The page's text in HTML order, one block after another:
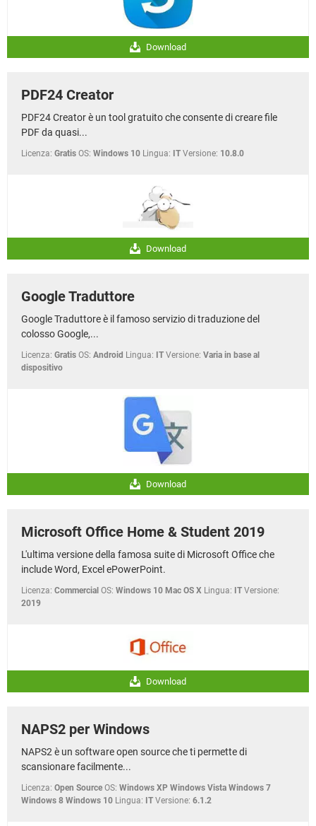
Download
PDF24 Creator
PDF24 Creator è un tool gratuito che consente di creare file
PDF da quasi...
Licenza: Gratis OS: Windows 10 Lingua: IT Versione: 10.8.0
Download
Google Traduttore
Google Traduttore è il famoso servizio di traduzione del
colosso Google,...
Licenza: Gratis OS: Android Lingua: IT Versione: Varia in base al
dispositivo
Download
Microsoft Office Home & Student 2019
L'ultima versione della famosa suite di Microsoft Office che
include Word, Excel ePowerPoint.
Licenza: Commercial OS: Windows 10 Mac OS X Lingua: IT Versione:
2019
Download
NAPS2 per Windows
NAPS2 è un software open source che ti permette di
scansionare facilmente...
Licenza: Open Source OS: Windows XP Windows Vista Windows 7
Windows 8 Windows 10 Lingua: IT Versione: 6.1.2